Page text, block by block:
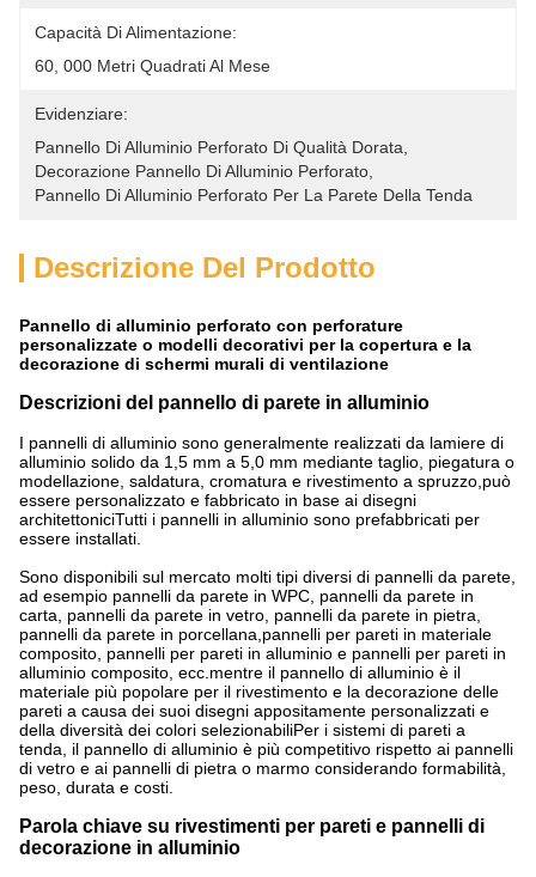
Capacità Di Alimentazione:
60, 000 Metri Quadrati Al Mese
Evidenziare:
Pannello Di Alluminio Perforato Di Qualità Dorata
Decorazione Pannello Di Alluminio Perforato
Pannello Di Alluminio Perforato Per La Parete Della Tenda
Descrizione Del Prodotto
Pannello di alluminio perforato con perforature
personalizzate o modelli decorativi per la copertura e la
decorazione di schermi murali di ventilazione
Descrizioni del pannello di parete in alluminio
I pannelli di alluminio sono generalmente realizzati da lamiere di
alluminio solido da 1,5 mm a 5,0 mm mediante taglio, piegatura o
modellazione, saldatura, cromatura e rivestimento a spruzzo,può
essere personalizzato e fabbricato in base ai disegni
architettoniciTutti i pannelli in alluminio sono prefabbricati per
essere installati.
Sono disponibili sul mercato molti tipi diversi di pannelli da parete,
ad esempio pannelli da parete in WPC, pannelli da parete in
carta, pannelli da parete in vetro, pannelli da parete in pietra,
pannelli da parete in porcellana,pannelli per pareti in materiale
composito, pannelli per pareti in alluminio e pannelli per pareti in
alluminio composito, ecc.mentre il pannello di alluminio è il
materiale più popolare per il rivestimento e la decorazione delle
pareti a causa dei suoi disegni appositamente personalizzati e
della diversità dei colori selezionabiliPer i sistemi di pareti a
tenda, il pannello di alluminio è più competitivo rispetto ai pannelli
di vetro e ai pannelli di pietra o marmo considerando formabilità,
peso, durata e costi.
Parola chiave su rivestimenti per pareti e pannelli di
decorazione in alluminio